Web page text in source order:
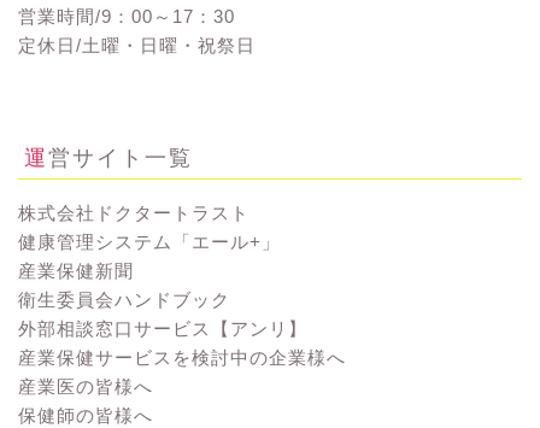
営業時間/9：00～17：30
定休日/土曜・日曜・祝祭日
運営サイト一覧
株式会社ドクタートラスト
健康管理システム「エール+」
産業保健新聞
衛生委員会ハンドブック
外部相談窓口サービス【アンリ】
産業保健サービスを検討中の企業様へ
産業医の皆様へ
保健師の皆様へ